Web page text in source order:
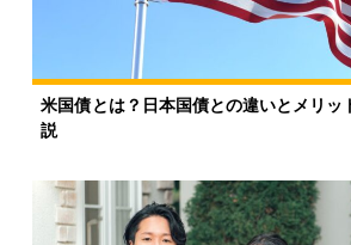
米国債とは？日本国債との違いとメリッ
説